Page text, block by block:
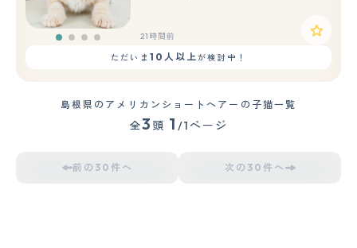
21時間前
ただいま 10人以上が検討中！
島根県のアメリカンショートヘアーの子猫一覧
全3 頭 1 /1ページ
前の30件へ 次の30件へ